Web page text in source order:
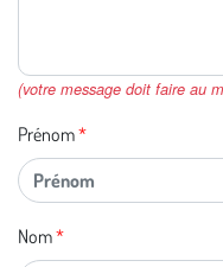
(votre message doit faire au
Prénom
Nom